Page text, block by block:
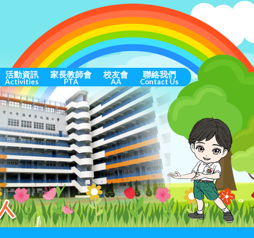
活動資訊
Activities
家長教師會
PTA
校友會
AA
聯絡我們
Contact Us